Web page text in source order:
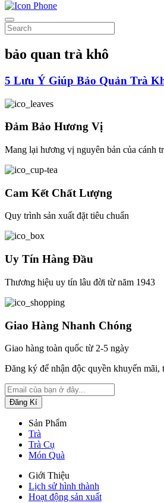
bảo quan trà khô
5 Lưu Ý Giúp Bảo Quản Trà
Đảm Bảo Hương Vị
Mang lại hương vị nguyên bản của cánh
Cam Kết Chất Lượng
Quy trình sản xuất đặt tiêu chuẩn
Uy Tín Hàng Đầu
Thương hiệu uy tín lâu đời từ năm 1943
Giao Hàng Nhanh Chóng
Giao hàng toàn quốc từ 2-5 ngày
Đăng ký để nhận độc quyền khuyến
Sản Phẩm
Trà
Trà Cụ
Món Quà
Giới Thiệu
Lịch sử hình thành
Hoạt động sản xuất